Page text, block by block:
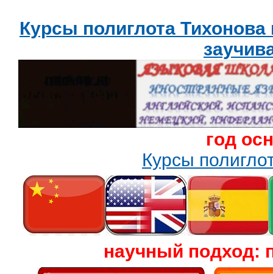
Курсы полиглота
год
Курсы
научный подход: